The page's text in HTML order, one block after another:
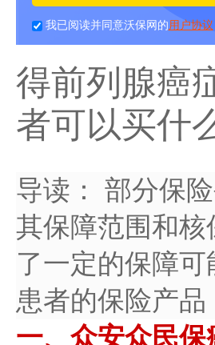
我已阅读并同意沃保网的用户协议
得前列腺癌
者可以买什
导读：
部分保
其保障范围和
了一定的保障
患者的保险产
一、众安众民